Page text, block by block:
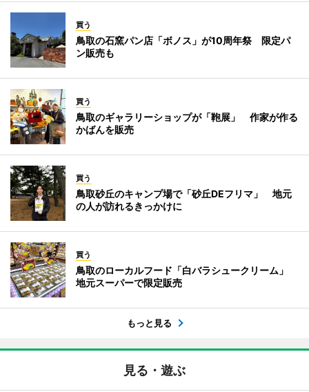
買う
鳥取の石窯パン店「ボノス」が10周年祭 限定パ
ン販売も
買う
鳥取のギャラリーショップが「鞄展」 作家が作る
かばんを販売
買う
鳥取砂丘のキャンプ場で「砂丘DEフリマ」 地元
の人が訪れるきっかけに
買う
鳥取のローカルフード「白バラシュークリーム」
地元スーパーで限定販売
もっと見る
見る・遊ぶ